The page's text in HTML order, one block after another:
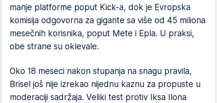
manje platforme poput Kick-a, dok je Evropska
komisija odgovorna za gigante sa više od 45 miliona
mesečnih korisnika, poput Mete i Epla. U praksi,
obe strane su oklevale.
Oko 18 meseci nakon stupanja na snagu pravila,
Brisel još nije izrekao nijednu kaznu za propuste u
moderaciji sadržaja. Veliki test protiv Iksa Ilona